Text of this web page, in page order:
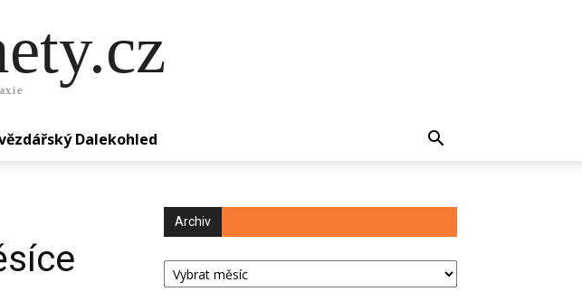
Dalekohled
Archiv
Archiv